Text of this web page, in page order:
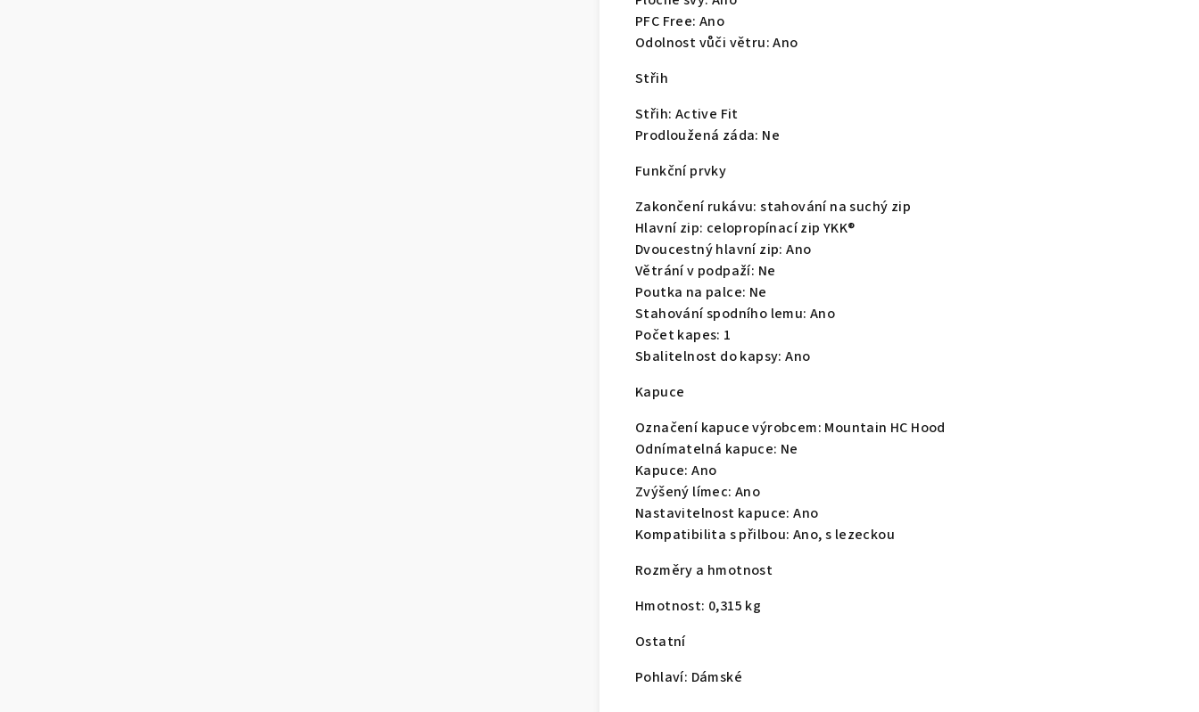
PFC Free:Ano
Odolnost vůči větru:Ano
Střih
Střih: Active Fit
Prodloužená záda: Ne
Funkční prvky
Zakončení rukávu:stahování na suchý zip
Hlavní zip: celopropínací zip YKK®
Dvoucestný hlavní zip:Ano
Větrání v podpaží: Ne
Poutka na palce: Ne
Stahování spodního lemu: Ano
Počet kapes: 1
Sbalitelnost do kapsy:Ano
Kapuce
Označení kapuce výrobcem: Mountain HC Hood
Odnímatelná kapuce: Ne
Kapuce:Ano
Zvýšený límec:Ano
Nastavitelnost kapuce:Ano
Kompatibilita s přilbou: Ano, s lezeckou
Rozměry a hmotnost
Hmotnost: 0,315 kg
Ostatní
Pohlaví: Dámské